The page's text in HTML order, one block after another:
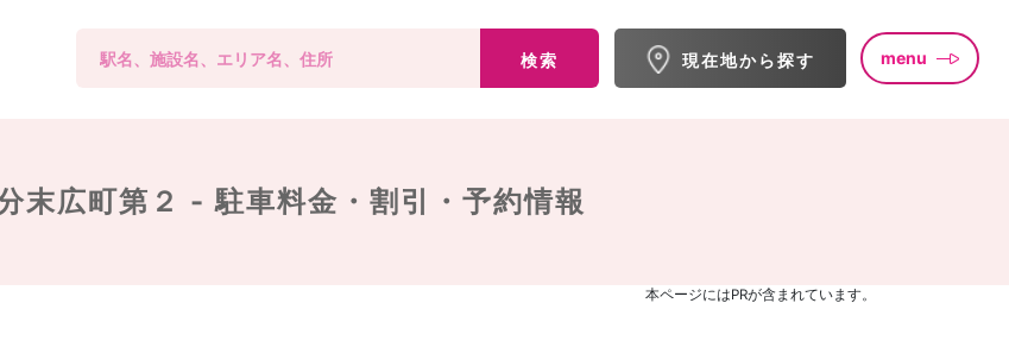
検索 現在地から探す menu
末広町第２ -駐車料金・割引・予約情報
本ページにはPRが含まれています。